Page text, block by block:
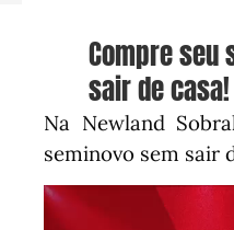
Compre seu
sair de casa!
Na Newland
seminovo sem sair
Tocador